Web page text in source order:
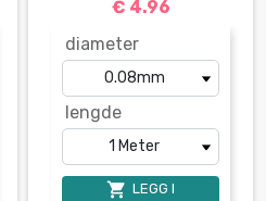
€ 4.96
diameter
lengde
 LEGG I